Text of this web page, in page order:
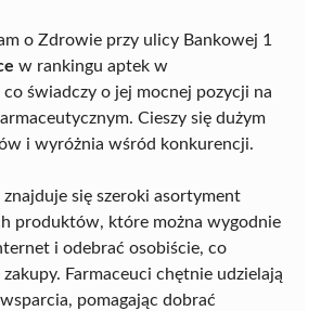
o Zdrowie przy ulicy Bankowej 1
w rankingu aptek w
świadczy o jej mocnej pozycji na
Cieszy się dużym
i wyróżnia wśród konkurencji.
się szeroki asortyment
produktów, które można wygodnie
i odebrać osobiście, co
Farmaceuci chętnie udzielają
pomagając dobrać